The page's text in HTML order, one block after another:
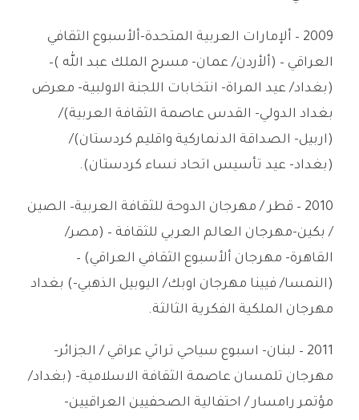
2009 – ألإمارات العربية المتحدة-ألأسبوع الثقافي
العراقي – (ألأردن/ عمان- مسرح الملك عبد الله )–
(بغداد/ عيد المراة- انتخابات اللجنة الاولبية- معرض
بغداد الدولي- القدس عاصمة الثقافة العربية)/
(اربيل- الصداقة الدنماركية واقليم كردستان)/
(بغداد- عيد تأسيس اتحاد نساء كردستان).
2010 – قطر / مهرجان الدوحة للثقافة العربية– الصين
/ بكين-مهرجان العالم العربي للثقافة – (مصر/
القاهرة- مهرجان ألأسبوع الثقافي العراقي) –
(النمسا/ فيينا مهرجان اوبك/ اليوبيل الذهبي-) بغداد
مهرجان الملكية الفكرية الثالثة.
2011 – لبنان- اسبوع سياحي تراثي عراقي / الجزائر-
مهرجان تلمسان عاصمة الثقافة الاسلامية- (بغداد/
مؤتمر رامسار / احتفالية الصحفيين العراقيين-